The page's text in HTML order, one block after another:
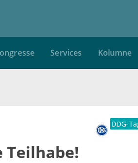
Services Kolumne
DDG-
Teilhabe!